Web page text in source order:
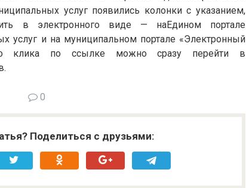
услуг появились колонки с указанием,
в электронного виде — наЕдином портале
услуг и на муниципальном портале «Электронный
клика по ссылке можно сразу перейти в
0
Поделиться с друзьями: